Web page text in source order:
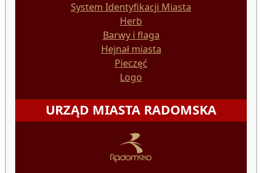
System Identyfikacji Miasta
Herb
Barwy i flaga
Hejnał miasta
Pieczęć
Logo
URZĄD MIASTA RADOMSKA